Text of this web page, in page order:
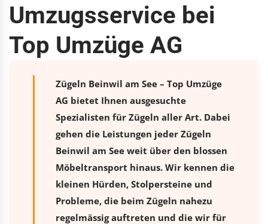
Umzugsservice bei
Top Umzüge AG
Zügeln Beinwil am See – Top Umzüge
AG bietet Ihnen ausgesuchte
Spezialisten für Zügeln aller Art. Dabei
gehen die Leistungen jeder Zügeln
Beinwil am See weit über den blossen
Möbeltransport hinaus. Wir kennen die
kleinen Hürden, Stolpersteine und
Probleme, die beim Zügeln nahezu
regelmässig auftreten und die wir für